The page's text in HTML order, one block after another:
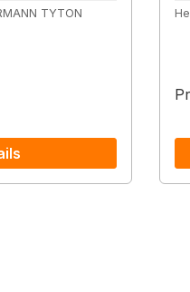
TYTON